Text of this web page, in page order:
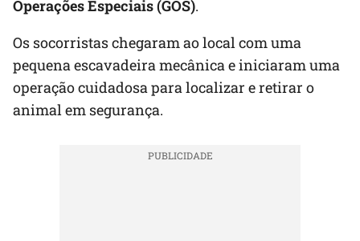
Operações Especiais (GOS).
Os socorristas chegaram ao local com uma
pequena escavadeira mecânica e iniciaram uma
operação cuidadosa para localizar e retirar o
animal em segurança.